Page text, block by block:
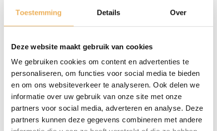
Toestemming Details Over
Deze website maakt gebruik van cookies
We gebruiken cookies om content en advertenties te
personaliseren, om functies voor social media te bieden
en om ons websiteverkeer te analyseren. Ook delen we
informatie over uw gebruik van onze site met onze
partners voor social media, adverteren en analyse. Deze
partners kunnen deze gegevens combineren met andere
Bij Restauratieproducten bieden wij een zeer
groot aanbod aan meubelbeslag. Of u nou
meubel laat maken. Meubelbeslag is
essentieel voor deze oude tafel, kast of stoel.
We hebben diverse meubeldeurgrepen,
scharnieren of sleutelplaten die allemaal
kunnen bijdragen aan uw styling. Ga voor
antiek of juist modern met leer.